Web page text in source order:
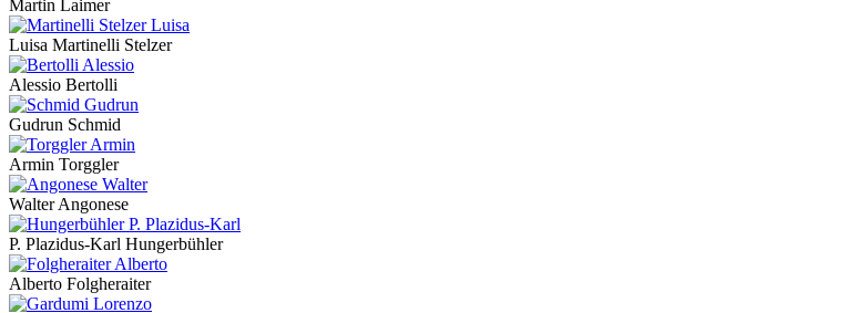
Martin Laimer
Luisa Martinelli Stelzer
Alessio Bertolli
Gudrun Schmid
Armin Torggler
Walter Angonese
P. Plazidus-Karl Hungerbühler
Alberto Folgheraiter